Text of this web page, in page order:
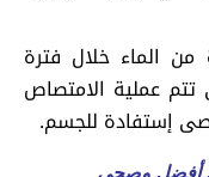
من الماء خلال فترة
عملية الامتصاص
إستفادة للجسم.
أفضل وصحي